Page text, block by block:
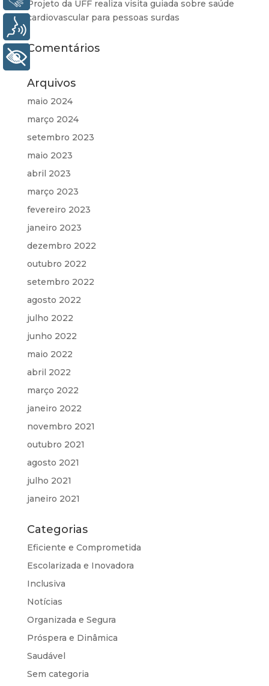
Projeto da UFF realiza visita guiada sobre saúde
cardiovascular para pessoas surdas
Comentários
Arquivos
maio 2024
março 2024
setembro 2023
maio 2023
abril 2023
março 2023
fevereiro 2023
janeiro 2023
dezembro 2022
outubro 2022
setembro 2022
agosto 2022
julho 2022
junho 2022
maio 2022
abril 2022
março 2022
janeiro 2022
novembro 2021
outubro 2021
agosto 2021
julho 2021
janeiro 2021
Categorias
Eficiente e Comprometida
Escolarizada e Inovadora
Inclusiva
Notícias
Organizada e Segura
Próspera e Dinâmica
Saudável
Sem categoria